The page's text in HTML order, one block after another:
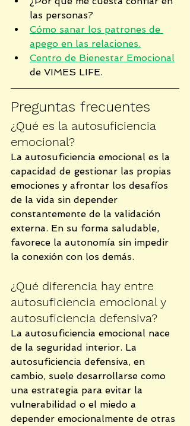
las personas?
Cómo sanar los patrones de
apego en las relaciones.
Centro de Bienestar Emocional
de VIMES LIFE.
Preguntas frecuentes
¿Qué es la autosuficiencia
emocional?
La autosuficiencia emocional es la
capacidad de gestionar las propias
emociones y afrontar los desafíos
de la vida sin depender
constantemente de la validación
externa. En su forma saludable,
favorece la autonomía sin impedir
la conexión con los demás.
¿Qué diferencia hay entre
autosuficiencia emocional y
autosuficiencia defensiva?
La autosuficiencia emocional nace
de la seguridad interior. La
autosuficiencia defensiva, en
cambio, suele desarrollarse como
una estrategia para evitar la
vulnerabilidad o el miedo a
depender emocionalmente de otras